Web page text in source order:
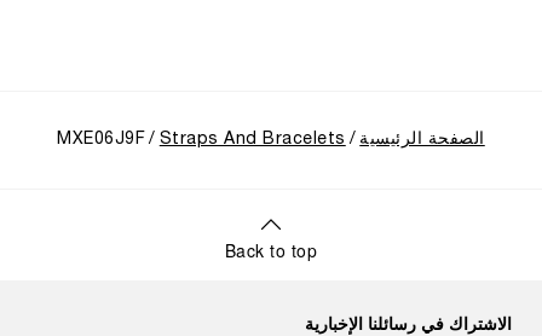
الصفحة الرئيسية Straps And Bracelets
MXE06J9F
Back to top
الاشتراك في رسائلنا الإخبارية